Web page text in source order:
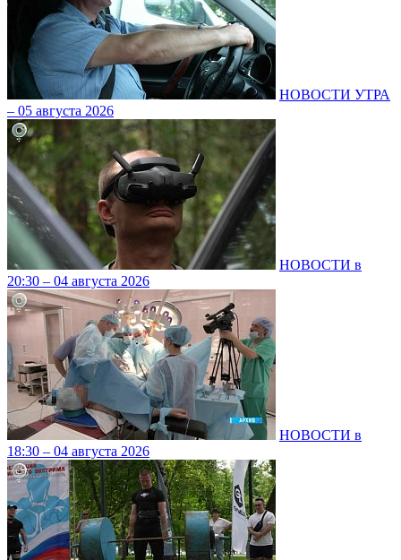
НОВОСТИ УТРА
– 05 августа 2026
НОВОСТИ в
20:30 – 04 августа 2026
НОВОСТИ в
18:30 – 04 августа 2026